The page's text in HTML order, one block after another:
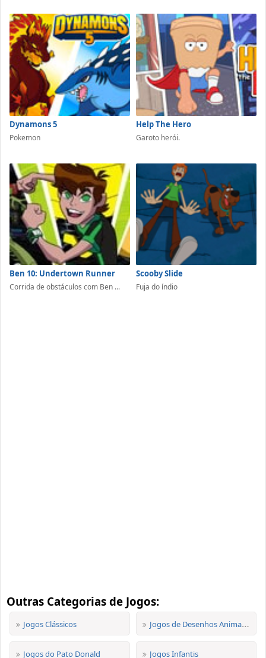
Dynamons 5
Pokemon
Help The Hero
Garoto herói.
Ben 10: Undertown Runner
Corrida de obstáculos com Ben ...
Scooby Slide
Fuja do índio
Outras Categorias de Jogos:
Jogos Clássicos Jogos de Desenhos Animados
Jogos do Pato Donald Jogos Infantis